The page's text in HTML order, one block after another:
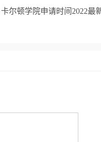
卡尔顿学院申请时间2022最